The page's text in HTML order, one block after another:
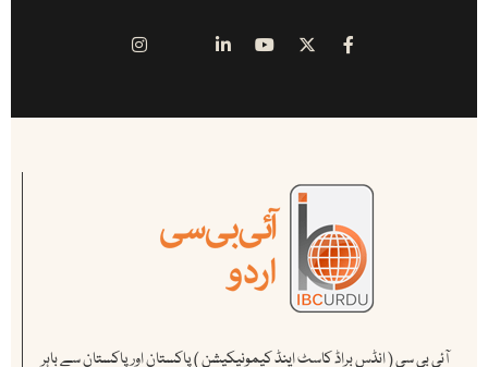
آئی بی سی ( انڈس براڈ کاسٹ اینڈ کیمونیکیشن ) پاکستان اور پاکستان سے باہر